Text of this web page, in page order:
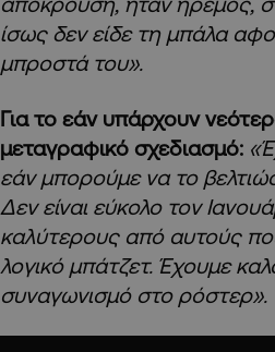
ίσως δεν είδε τη μπάλα
μπροστά του».
Για το εάν υπάρχουν
μεταγραφικό σχεδιασμό:
εάν μπορούμε να το
Δεν είναι εύκολο τον
καλύτερους από αυτούς
λογικό μπάτζετ. Έχουμε
συναγωνισμό στο ρόστερ».